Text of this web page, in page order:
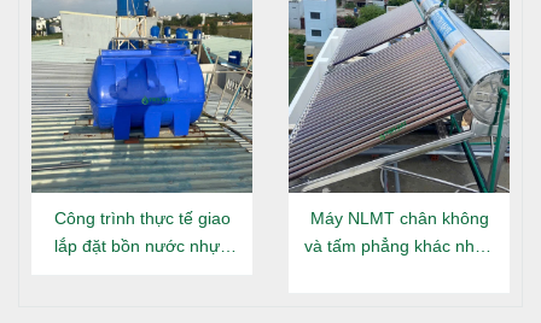
Công trình thực tế giao
lắp đặt bồn nước nhựa
Máy NLMT chân không
và tấm phẳng khác nhau